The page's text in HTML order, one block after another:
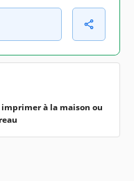
imprimer à la maison ou